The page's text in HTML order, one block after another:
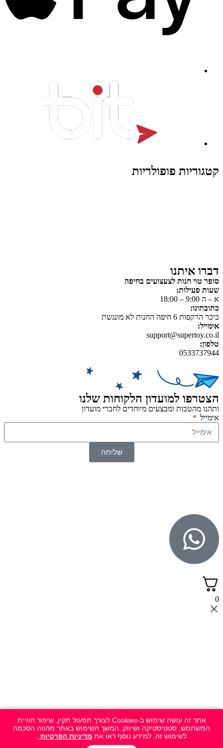
קטגוריות פופולריות
דברו איתנו
סופר טוי חנות לצעצועים בחיפה
שעות פעילות:
א – ה 9:00 – 18:00
כתובתינו:
כיכר הרקפות 6 חיפה החנות לא מונגשת
אימייל:
support@supertoy.co.il
טלפון:
0533737944
הצטרפו למועדון הלקוחות שלנו
ותהנו מהטבות ומבצעים מיוחדים לחברי מועדון
אימייל
שליחה
אתר זה עושה שימוש ב-Cookies לצורך תפעול תקין, שיפור חוויית
המשתמש, סטטיסטיקה ושיווק. המשך השימוש באתר מהווה הסכמה
לשימוש זה. למידע נוסף ראו את מדיניות הפרטיות
0